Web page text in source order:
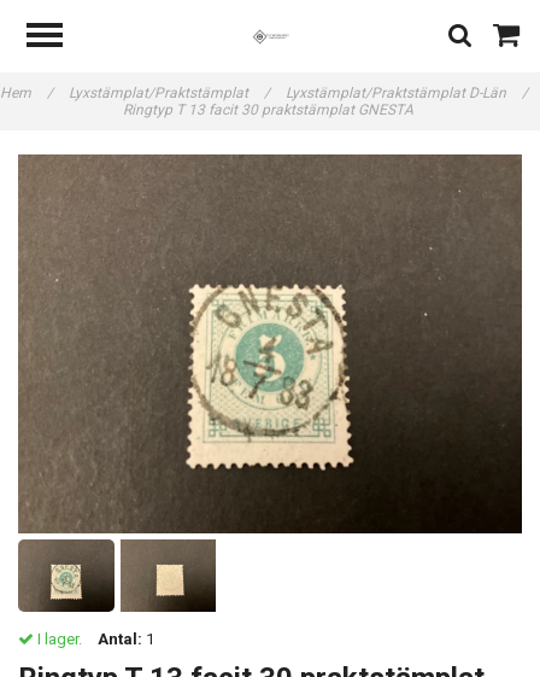
Hem / Lyxstämplat/Praktstämplat / Lyxstämplat/Praktstämplat D-Län
/
Ringtyp T 13 facit 30 praktstämplat GNESTA
I lager. Antal: 1